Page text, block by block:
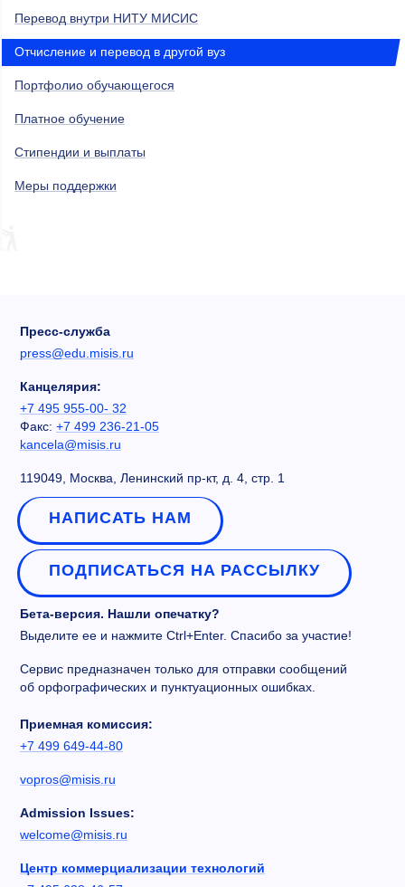
Перевод внутри НИТУ МИСИС
Отчисление и перевод в другой вуз
Портфолио обучающегося
Платное обучение
Стипендии и выплаты
Меры поддержки
Пресс-служба
press@edu.misis.ru
Канцелярия:
+7 495 955-00- 32
Факс: +7 499 236-21-05
kancela@misis.ru
119049, Москва, Ленинский пр-кт, д. 4, стр. 1
НАПИСАТЬ НАМ
ПОДПИСАТЬСЯ НА РАССЫЛКУ
Бета-версия. Нашли опечатку?
Выделите ее и нажмите Ctrl+Enter. Спасибо за участие!
Сервис предназначен только для отправки сообщений
об орфографических и пунктуационных ошибках.
Приемная комиссия:
+7 499 649-44-80
vopros@misis.ru
Admission Issues:
welcome@misis.ru
Центр коммерциализации технологий